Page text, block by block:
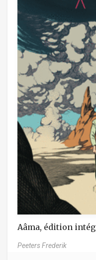
Aâma, édition
Peeters Frederik